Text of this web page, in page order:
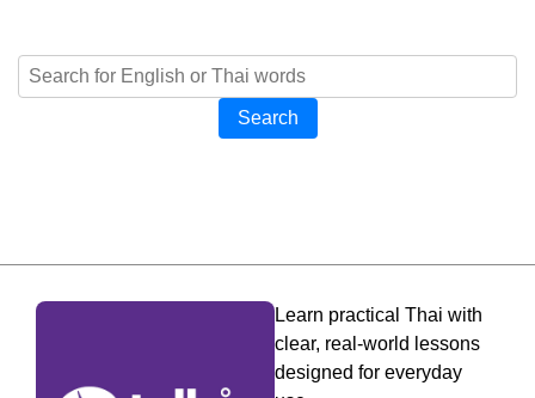
Search
Learn practical Thai with
clear, real-world lessons
designed for everyday